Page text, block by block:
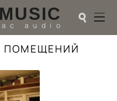
audio ☌
ПОМЕЩЕНИЙ